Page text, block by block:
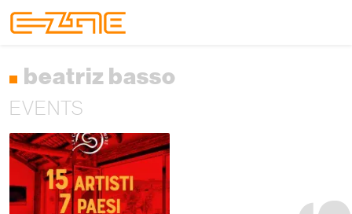
beatriz basso
EVENTS